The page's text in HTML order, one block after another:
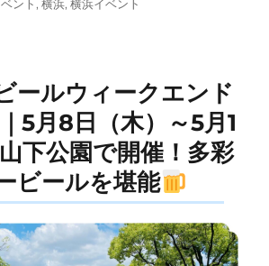
ント ,横浜,横浜イベント
ールウィークエンド
5月8日（木）～5月1
下公園で開催！多彩
ビールを堪能